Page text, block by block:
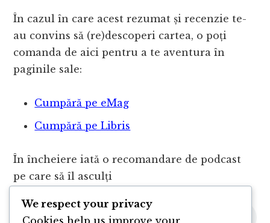
În cazul în care acest rezumat și recenzie te-
au convins să (re)descoperi cartea, o poți
comanda de aici pentru a te aventura în
paginile sale:
Cumpără pe eMag
Cumpără pe Libris
În încheiere iată o recomandare de podcast
pe care să îl asculți
We respect your privacy
Cookies help us improve your